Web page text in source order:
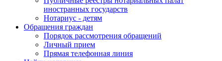
иностранных государств
Нотариус - детям
Обращения граждан
Порядок рассмотрения обращений
Личный прием
Прямая телефонная линия